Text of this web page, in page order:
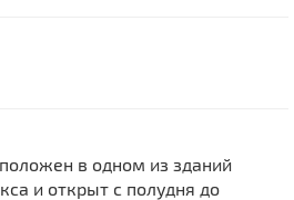
в одном из зданий
и открыт с полудня до